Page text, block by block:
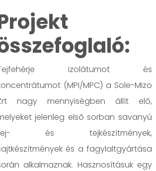
izolátumot és
(MPI/MPC) a Sole-Mizo
nagy mennyiségben állít elő,
jelenleg első sorban savanyú
és tejkészítmények,
és a fagylaltgyártása
alkalmaznak. Hasznosításuk egy